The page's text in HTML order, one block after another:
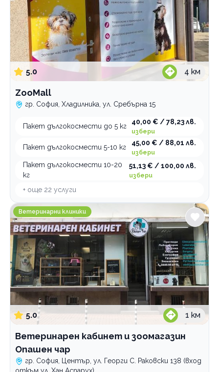
5.0 4 км
ZooMall
гр. София, Хладилника, ул. Сребърна 15
Пакет дългокосмести до 5 кг
40,00 € / 78,23 лв.
избери
Пакет дългокосмести 5-10 кг
45,00 € / 88,01 лв.
избери
Пакет дългокосмести 10-20
кг
51,13 € / 100,00 лв.
избери
+ още 22 услуги
Ветеринарен кабинет и зоомагазин Опашен чар
Ветеринарни клиники
5.0 1 км
Ветеринарен кабинет и зоомагазин
Опашен чар
гр. София, Център, ул. Георги С. Раковски 138 (вход